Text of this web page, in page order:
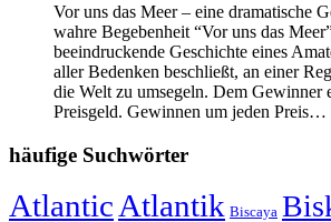
Vor uns das Meer – eine dramatische
wahre Begebenheit “Vor uns das
beeindruckende Geschichte eines
aller Bedenken beschließt, an einer
die Welt zu umsegeln. Dem Gewinner
Preisgeld. Gewinnen um jeden Preis…
häufige Suchwörter
Atlantic Atlantik Biscaya